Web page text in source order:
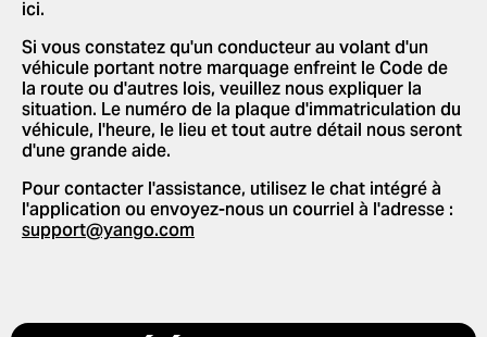
PUSH
MODIFIER LES LANGUES DANS
L'APPLICATION
SUPPRIMER L'HISTORIQUE
DONNER UN POURBOIRE À VOTRE
CONDUCTEUR
UTILISATION DE CODES
PROMOTIONNELS
PARTENARIAT
ici.
Si vous constatez qu'un conducteur au volant d'un
véhicule portant notre marquage enfreint le Code de
la route ou d'autres lois, veuillez nous expliquer la
situation. Le numéro de la plaque d'immatriculation du
véhicule, l'heure, le lieu et tout autre détail nous seront
d'une grande aide.
Pour contacter l'assistance, utilisez le chat intégré à
l'application ou envoyez-nous un courriel à l'adresse :
support@yango.com